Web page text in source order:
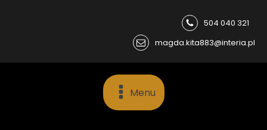
504 040 321
magda.kita883@interia.pl
Menu